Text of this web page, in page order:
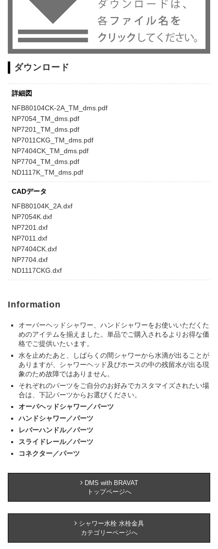
ダウンロード
詳細図
NFB80104CK-2A_TM_dms.pdf
NP7054_TM_dms.pdf
NP7201_TM_dms.pdf
NP7011CKG_TM_dms.pdf
NP7404CK_TM_dms.pdf
NP7704_TM_dms.pdf
ND1117K_TM_dms.pdf
CADデータ
NFB80104K_2A.dxf
NP7054K.dxf
NP7201.dxf
NP7011.dxf
NP7404CK.dxf
NP7704.dxf
ND1117CKG.dxf
Information
オーバーヘッドシャワー、ハンドシャワーをお使いいただくた
めのアイテムを揃えました。単品でご購入されるよりお得な価
格でご提供いたいます。
水を止めたあと、しばらくの間シャワーから水滴が出ることが
ありますが、シャワーヘッド及びホースの中の残留水が出る現
象のため故障ではありません。
それぞれのパーツをご自分のお好みでカスタマイズされたい場
合は、下記パーツからお選びください。
オーバヘッドシャワー／パーツ
ハンドシャワー／パーツ
レバーハンドル／パーツ
スライドレール／パーツ
コネクター／パーツ
DMS with BRAVAT
トップページへ
シャワー水栓 水栓金具
カテゴリーページへ